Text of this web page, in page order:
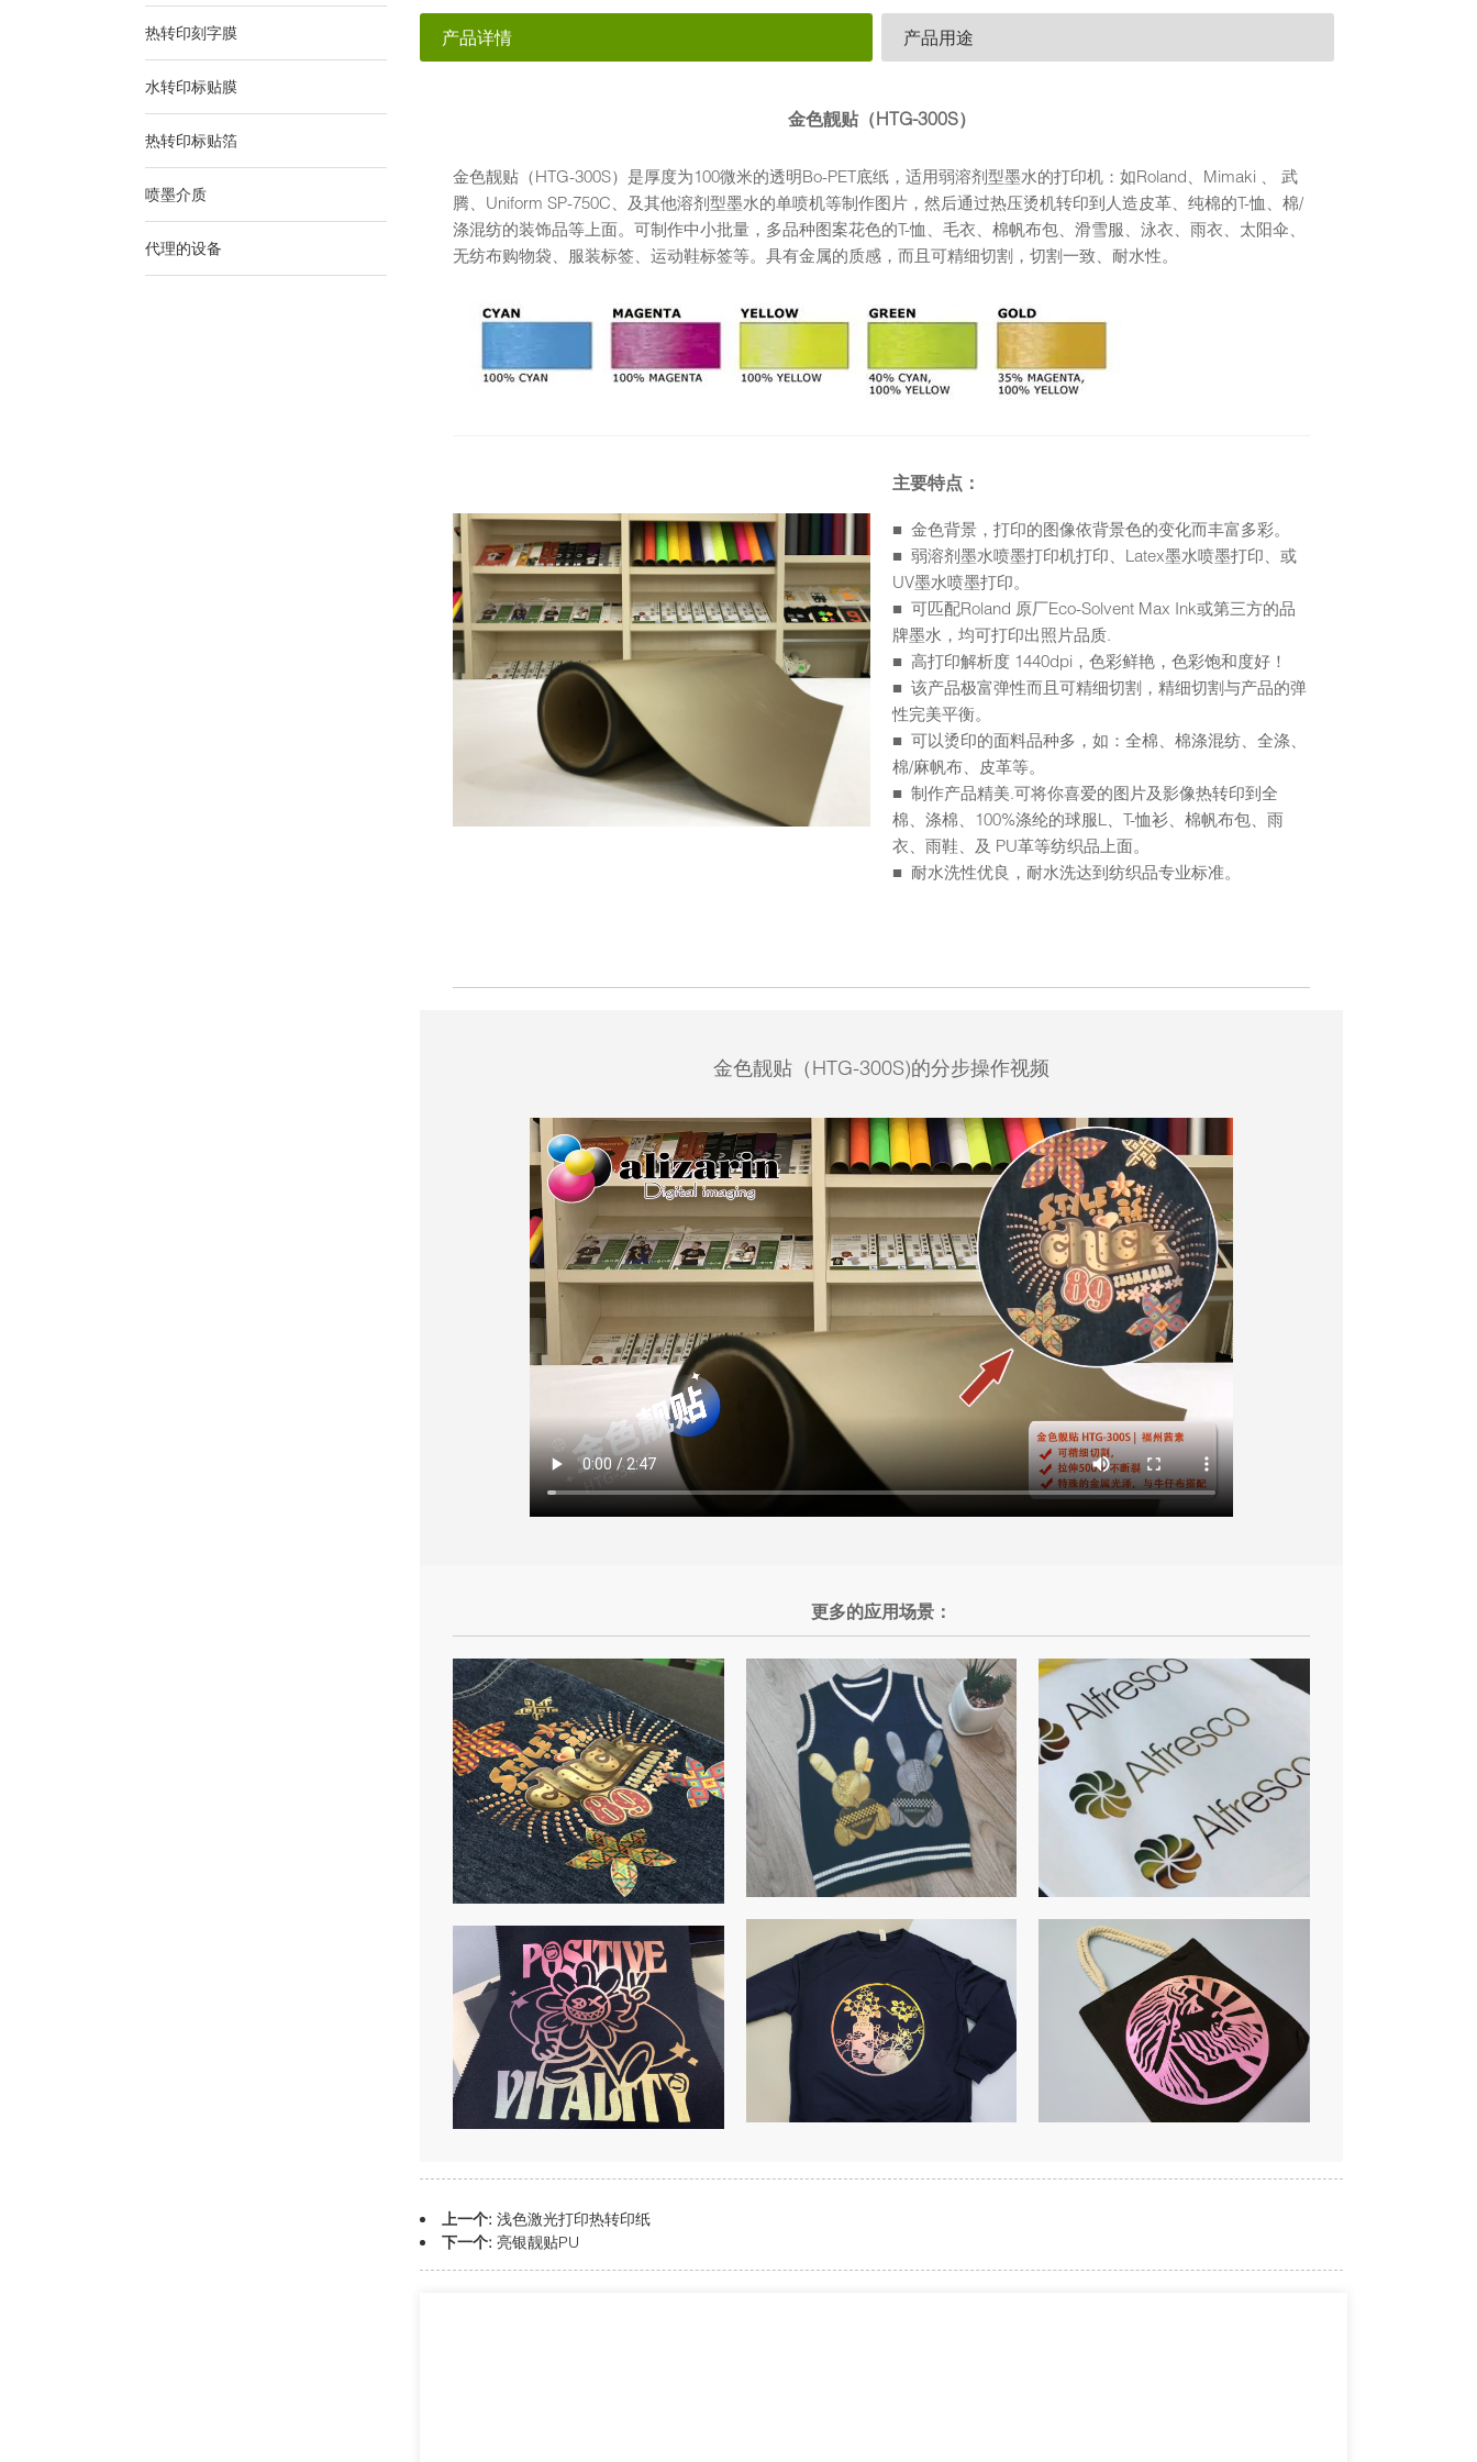
热转印刻字膜
水转印标贴膜
热转印标贴箔
喷墨介质
代理的设备
产品详情 产品用途
金色靓贴（HTG-300S）
金色靓贴（HTG-300S）是厚度为100微米的透明Bo-PET底纸，适用弱溶剂型墨水的打印机：如Roland、Mimaki 、 武
腾、Uniform SP-750C、及其他溶剂型墨水的单喷机等制作图片，然后通过热压烫机转印到人造皮革、纯棉的T-恤、棉/
涤混纺的装饰品等上面。可制作中小批量，多品种图案花色的T-恤、毛衣、棉帆布包、滑雪服、泳衣、雨衣、太阳伞、
无纺布购物袋、服装标签、运动鞋标签等。具有金属的质感，而且可精细切割，切割一致、耐水性。
主要特点：
■ 金色背景，打印的图像依背景色的变化而丰富多彩。
■ 弱溶剂墨水喷墨打印机打印、Latex墨水喷墨打印、或
UV墨水喷墨打印。
■ 可匹配Roland 原厂Eco-Solvent Max Ink或第三方的品
牌墨水，均可打印出照片品质.
■ 高打印解析度 1440dpi，色彩鲜艳，色彩饱和度好！
■ 该产品极富弹性而且可精细切割，精细切割与产品的弹
性完美平衡。
■ 可以烫印的面料品种多，如：全棉、棉涤混纺、全涤、
棉/麻帆布、皮革等。
■ 制作产品精美.可将你喜爱的图片及影像热转印到全
棉、涤棉、100%涤纶的球服L、T-恤衫、棉帆布包、雨
衣、雨鞋、及 PU革等纺织品上面。
■ 耐水洗性优良，耐水洗达到纺织品专业标准。
金色靓贴（HTG-300S)的分步操作视频
更多的应用场景：
上一个: 浅色激光打印热转印纸
下一个: 亮银靓贴PU